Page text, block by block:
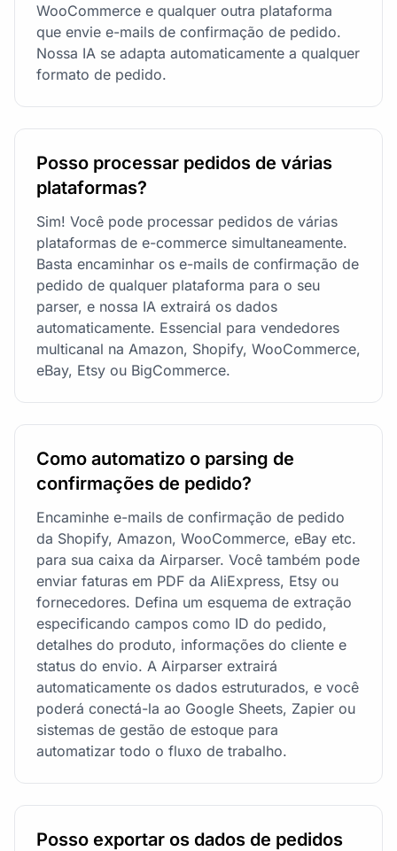
WooCommerce e qualquer outra plataforma
que envie e-mails de confirmação de pedido.
Nossa IA se adapta automaticamente a qualquer
formato de pedido.
Posso processar pedidos de várias
plataformas?
Sim! Você pode processar pedidos de várias
plataformas de e-commerce simultaneamente.
Basta encaminhar os e-mails de confirmação de
pedido de qualquer plataforma para o seu
parser, e nossa IA extrairá os dados
automaticamente. Essencial para vendedores
multicanal na Amazon, Shopify, WooCommerce,
eBay, Etsy ou BigCommerce.
Como automatizo o parsing de
confirmações de pedido?
Encaminhe e-mails de confirmação de pedido
da Shopify, Amazon, WooCommerce, eBay etc.
para sua caixa da Airparser. Você também pode
enviar faturas em PDF da AliExpress, Etsy ou
fornecedores. Defina um esquema de extração
especificando campos como ID do pedido,
detalhes do produto, informações do cliente e
status do envio. A Airparser extrairá
automaticamente os dados estruturados, e você
poderá conectá-la ao Google Sheets, Zapier ou
sistemas de gestão de estoque para
automatizar todo o fluxo de trabalho.
Posso exportar os dados de pedidos